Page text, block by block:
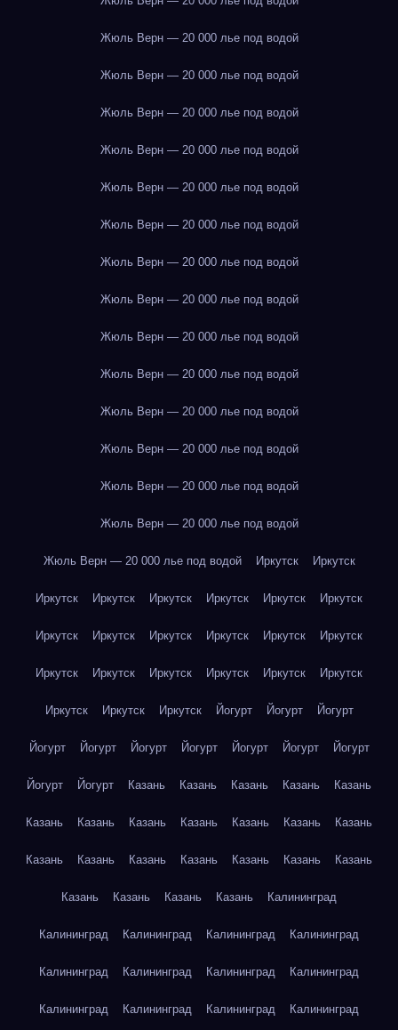
Жюль Верн — 20 000 лье под водой
Жюль Верн — 20 000 лье под водой
Жюль Верн — 20 000 лье под водой
Жюль Верн — 20 000 лье под водой
Жюль Верн — 20 000 лье под водой
Жюль Верн — 20 000 лье под водой
Жюль Верн — 20 000 лье под водой
Жюль Верн — 20 000 лье под водой
Жюль Верн — 20 000 лье под водой
Жюль Верн — 20 000 лье под водой
Жюль Верн — 20 000 лье под водой
Жюль Верн — 20 000 лье под водой
Жюль Верн — 20 000 лье под водой
Жюль Верн — 20 000 лье под водой
Жюль Верн — 20 000 лье под водой Иркутск Иркутск
Иркутск Иркутск Иркутск Иркутск Иркутск Иркутск
Иркутск Иркутск Иркутск Иркутск Иркутск Иркутск
Иркутск Иркутск Иркутск Иркутск Иркутск Иркутск
Иркутск Иркутск Иркутск Йогурт Йогурт Йогурт
Йогурт Йогурт Йогурт Йогурт Йогурт Йогурт Йогурт
Йогурт Йогурт Казань Казань Казань Казань Казань
Казань Казань Казань Казань Казань Казань Казань
Казань Казань Казань Казань Казань Казань Казань
Казань Казань Казань Казань Калининград
Калининград Калининград Калининград Калининград
Калининград Калининград Калининград Калининград
Калининград Калининград Калининград Калининград